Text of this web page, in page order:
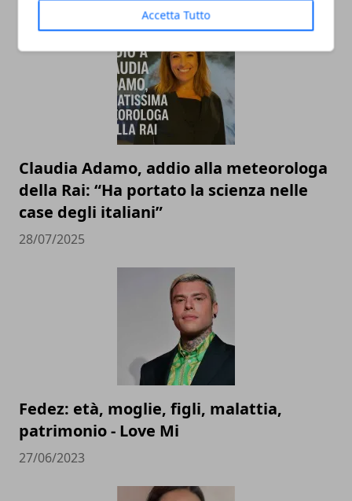
Accetta Tutto
Claudia Adamo, addio alla meteorologa
della Rai: “Ha portato la scienza nelle
case degli italiani”
28/07/2025
Fedez: età, moglie, figli, malattia,
patrimonio - Love Mi
27/06/2023